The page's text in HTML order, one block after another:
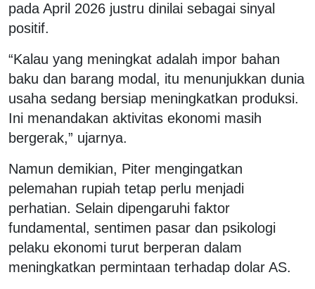
pada April 2026 justru dinilai sebagai sinyal
positif.
“Kalau yang meningkat adalah impor bahan
baku dan barang modal, itu menunjukkan dunia
usaha sedang bersiap meningkatkan produksi.
Ini menandakan aktivitas ekonomi masih
bergerak,” ujarnya.
Namun demikian, Piter mengingatkan
pelemahan rupiah tetap perlu menjadi
perhatian. Selain dipengaruhi faktor
fundamental, sentimen pasar dan psikologi
pelaku ekonomi turut berperan dalam
meningkatkan permintaan terhadap dolar AS.